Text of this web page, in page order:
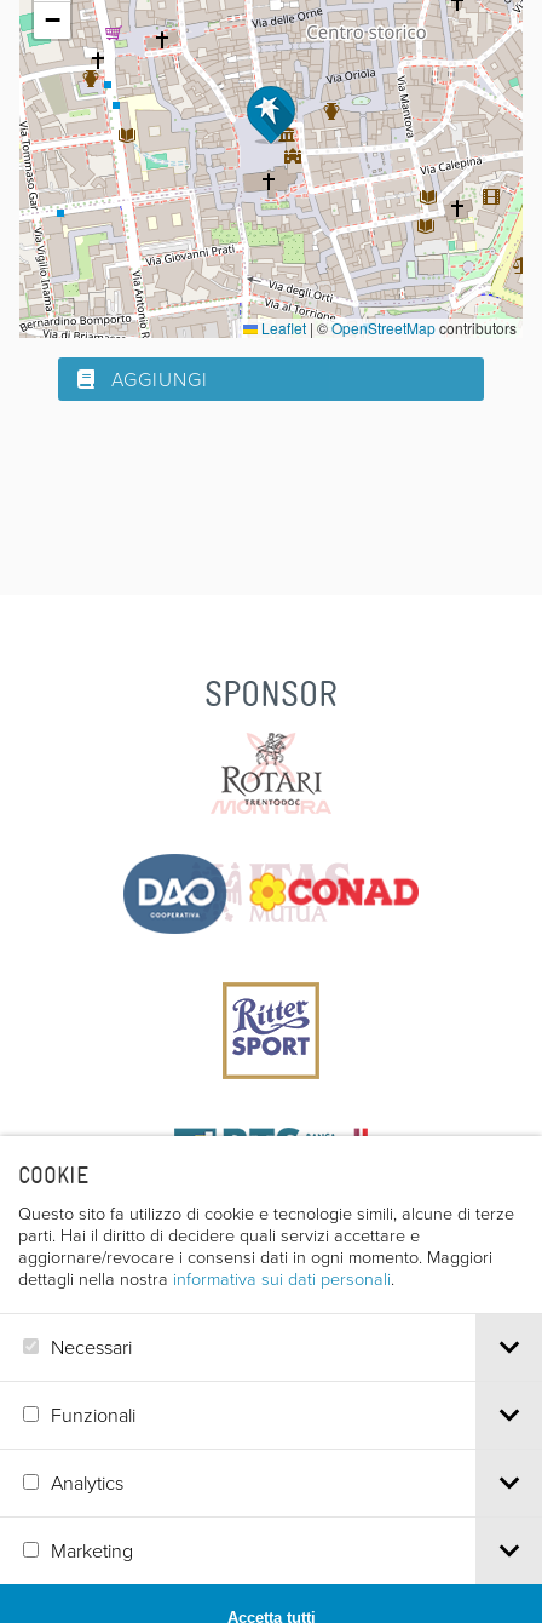
COOKIE
Questo sito fa utilizzo di cookie e tecnologie simili, alcune di terze
parti. Hai il diritto di decidere quali servizi accettare e
aggiornare/revocare i consensi dati in ogni momento. Maggiori
dettagli nella nostra informativa sui dati personali.
Necessari
Funzionali
Analytics
Marketing
Accetta tutti
−
Leaflet | ©OpenStreetMapcontributors
AGGIUNGI
SPONSOR
Tel.+39 0461 986120